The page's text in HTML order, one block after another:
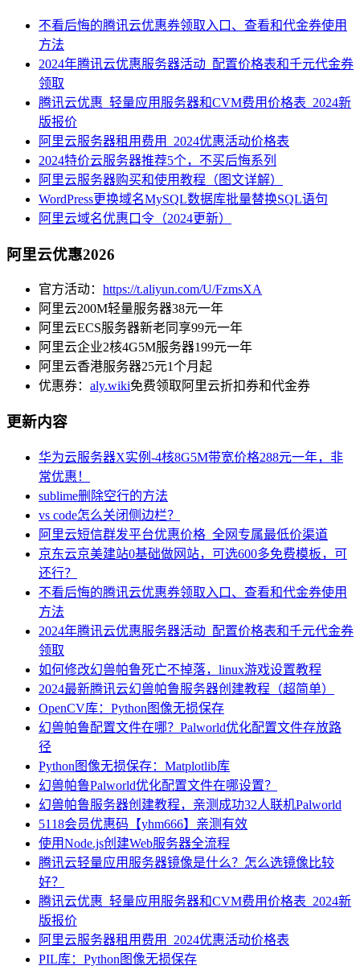
不看后悔的腾讯云优惠券领取入口、查看和代金券使用
方法
2024年腾讯云优惠服务器活动_配置价格表和千元代金券
领取
腾讯云优惠_轻量应用服务器和CVM费用价格表_2024新
版报价
阿里云服务器租用费用_2024优惠活动价格表
2024特价云服务器推荐5个，不买后悔系列
阿里云服务器购买和使用教程（图文详解）
WordPress更换域名MySQL数据库批量替换SQL语句
阿里云域名优惠口令（2024更新）
阿里云优惠2026
官方活动： https://t.aliyun.com/U/FzmsXA
阿里云200M轻量服务器38元一年
阿里云ECS服务器新老同享99元一年
阿里云企业2核4G5M服务器199元一年
阿里云香港服务器25元1个月起
优惠券： aly.wiki免费领取阿里云折扣券和代金券
更新内容
华为云服务器X实例-4核8G5M带宽价格288元一年，非
常优惠！
sublime删除空行的方法
vs code怎么关闭侧边栏？
阿里云短信群发平台优惠价格_全网专属最低价渠道
京东云京美建站0基础做网站，可选600多免费模板，可
还行？
不看后悔的腾讯云优惠券领取入口、查看和代金券使用
方法
2024年腾讯云优惠服务器活动_配置价格表和千元代金券
领取
如何修改幻兽帕鲁死亡不掉落，linux游戏设置教程
2024最新腾讯云幻兽帕鲁服务器创建教程（超简单）
OpenCV库：Python图像无损保存
幻兽帕鲁配置文件在哪？Palworld优化配置文件存放路
径
Python图像无损保存：Matplotlib库
幻兽帕鲁Palworld优化配置文件在哪设置？
幻兽帕鲁服务器创建教程，亲测成功32人联机Palworld
5118会员优惠码【yhm666】亲测有效
使用Node.js创建Web服务器全流程
腾讯云轻量应用服务器镜像是什么？怎么选镜像比较
好？
腾讯云优惠_轻量应用服务器和CVM费用价格表_2024新
版报价
阿里云服务器租用费用_2024优惠活动价格表
PIL库：Python图像无损保存